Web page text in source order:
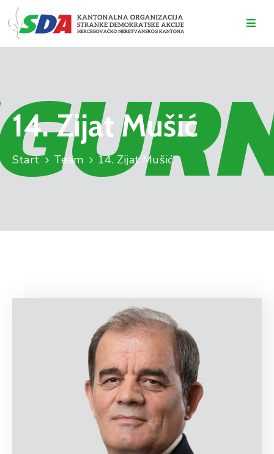
VIJESTI
KONTAKT
14. Zijat Mušić
Start Team 14. Zijat Mušić